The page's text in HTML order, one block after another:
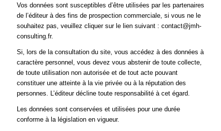
Vos données sont susceptibles d’être utilisées par les partenaires
de l’éditeur à des fins de prospection commerciale, si vous ne le
souhaitez pas, veuillez cliquer sur le lien suivant : contact@jmh-
consulting.fr.
Si, lors de la consultation du site, vous accédez à des données à
caractère personnel, vous devez vous abstenir de toute collecte,
de toute utilisation non autorisée et de tout acte pouvant
constituer une atteinte à la vie privée ou à la réputation des
personnes. L’éditeur décline toute responsabilité à cet égard.
Les données sont conservées et utilisées pour une durée
conforme à la législation en vigueur.